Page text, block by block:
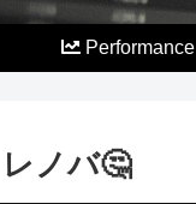
Performance
ノバ🤔